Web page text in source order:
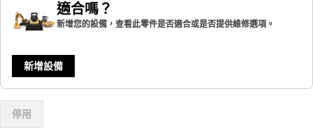
適合嗎？
新增您的設備，查看此零件是否適合或是否提供維修選項。
新增設備
停用